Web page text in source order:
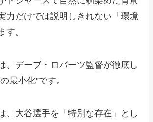
力だけでは説明しきれない「環境
す。
、デーブ・ロバーツ監督が徹底し
最小化”です。
、大谷選手を「特別な存在」とし